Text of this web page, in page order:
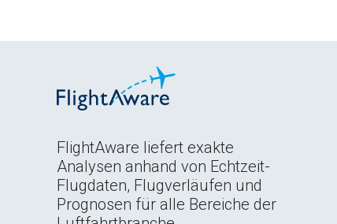
FlightAware liefert exakte
Analysen anhand von Echtzeit-
Flugdaten, Flugverläufen und
Prognosen für alle Bereiche der